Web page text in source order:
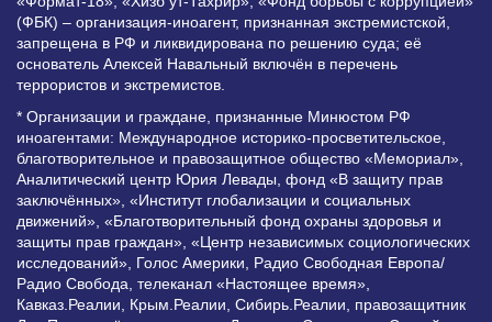
(ФБК) – организация-иноагент, признанная экстремистской,
запрещена в РФ и ликвидирована по решению суда; её
основатель Алексей Навальный включён в перечень
террористов и экстремистов.
* Организации и граждане, признанные Минюстом РФ
иноагентами: Международное историко-просветительское,
благотворительное и правозащитное общество «Мемориал»,
Аналитический центр Юрия Левады, фонд «В защиту прав
заключённых», «Институт глобализации и социальных
движений», «Благотворительный фонд охраны здоровья и
защиты прав граждан», «Центр независимых социологических
исследований», Голос Америки, Радио Свободная Европа/
Радио Свобода, телеканал «Настоящее время»,
Кавказ.Реалии, Крым.Реалии, Сибирь.Реалии, правозащитник